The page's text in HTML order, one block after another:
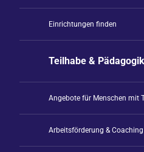
Einrichtungen finden
Teilhabe & Pädagogik
Angebote für Menschen mit
Arbeitsförderung & Coaching